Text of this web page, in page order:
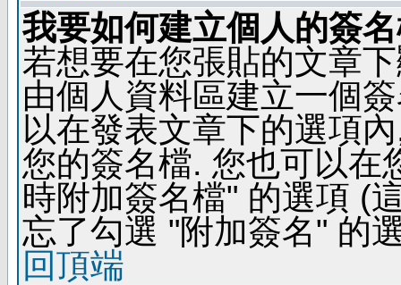
我要如何建立個人的簽
若想要在您張貼的文章
由個人資料區建立一個
以在發表文章下的選項
您的簽名檔. 您也可以在
時附加簽名檔" 的選項 (
忘了勾選 "附加簽名" 的
回頂端